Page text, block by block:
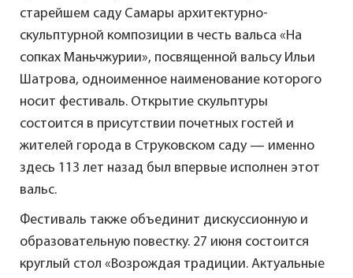
старейшем саду Самары архитектурно-
скульптурной композиции в честь вальса «На
сопках Маньчжурии», посвященной вальсу Ильи
Шатрова, одноименное наименование которого
носит фестиваль. Открытие скульптуры
состоится в присутствии почетных гостей и
жителей города в Струковском саду — именно
здесь 113 лет назад был впервые исполнен этот
вальс.
Фестиваль также объединит дискуссионную и
образовательную повестку. 27 июня состоится
круглый стол «Возрождая традиции. Актуальные